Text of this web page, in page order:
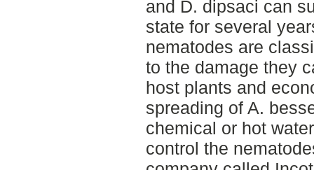
and D. dipsaci can
state for several
nematodes are
to the damage they
host plants and
spreading of A.
chemical or hot
control the